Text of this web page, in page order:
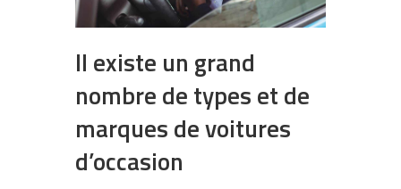
Il existe un grand
nombre de types et de
marques de voitures
d’occasion